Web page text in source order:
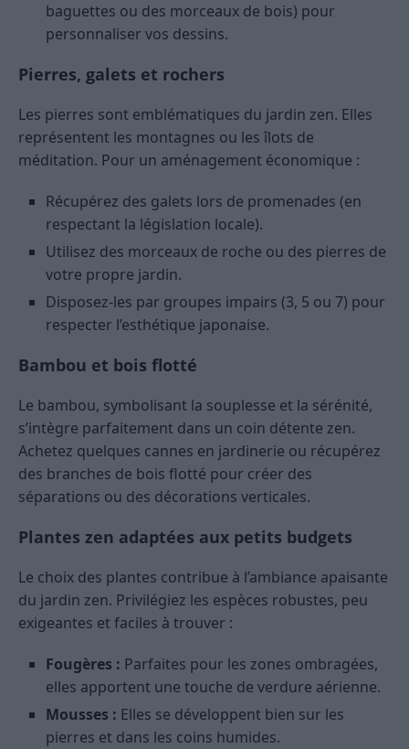
baguettes ou des morceaux de bois) pour
personnaliser vos dessins.
Pierres, galets et rochers
Les pierres sont emblématiques du jardin zen. Elles
représentent les montagnes ou les îlots de
méditation. Pour un aménagement économique :
Récupérez des galets lors de promenades (en
respectant la législation locale).
Utilisez des morceaux de roche ou des pierres de
votre propre jardin.
Disposez-les par groupes impairs (3, 5 ou 7) pour
respecter l’esthétique japonaise.
Bambou et bois flotté
Le bambou, symbolisant la souplesse et la sérénité,
s’intègre parfaitement dans un coin détente zen.
Achetez quelques cannes en jardinerie ou récupérez
des branches de bois flotté pour créer des
séparations ou des décorations verticales.
Plantes zen adaptées aux petits budgets
Le choix des plantes contribue à l’ambiance apaisante
du jardin zen. Privilégiez les espèces robustes, peu
exigeantes et faciles à trouver :
Fougères : Parfaites pour les zones ombragées,
elles apportent une touche de verdure aérienne.
Mousses : Elles se développent bien sur les
pierres et dans les coins humides.